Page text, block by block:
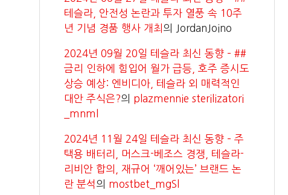
테슬라, 안전성 논란과 투자 열풍 속 10주
년 기념 경품 행사 개최 의 JordanJoino
2024년 09월 20일 테슬라 최신 동향 – ##
금리 인하에 힘입어 월가 급등, 호주 증시도
상승 예상: 엔비디아, 테슬라 외 매력적인
대안 주식은?의 plazmennie sterilizatori
_mnml
2024년 11월 24일 테슬라 최신 동향 – 주
택용 배터리, 머스크-베조스 경쟁, 테슬라-
리비안 합의, 재규어 ‘깨어있는’ 브랜드 논
란 분석의 mostbet_mgSl